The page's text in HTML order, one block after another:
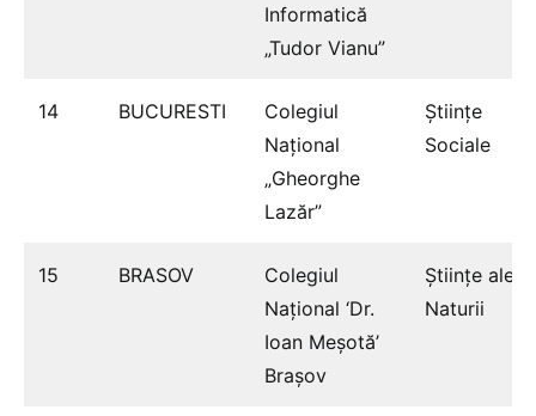
Informatică
„Tudor Vianu”
14 BUCURESTI
Colegiul
Naţional
„Gheorghe
Lazăr”
Ştiinţe
Sociale
15 BRASOV
Colegiul
Național ‘Dr.
Ioan Meșotă’
Brașov
Ştiinţe ale
Naturii